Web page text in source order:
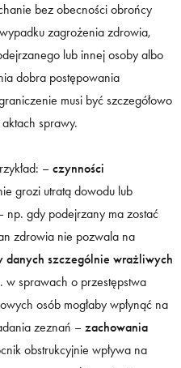
bez obecności obrońcy
zagrożenia zdrowia,
lub innej osoby albo
dobra postępowania
musi być szczegółowo
sprawy.
– czynności
grozi utratą dowodu lub
np. gdy podejrzany ma zostać
zdrowia nie pozwala na
danych szczególnie wrażliwych
w sprawach o przestępstwa
osób mogłaby wpłynąć na
zeznań – zachowania
obstrukcyjnie wpływa na